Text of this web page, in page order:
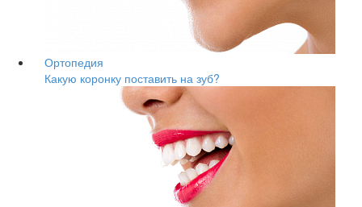
Ортопедия
Какую коронку поставить на зуб?